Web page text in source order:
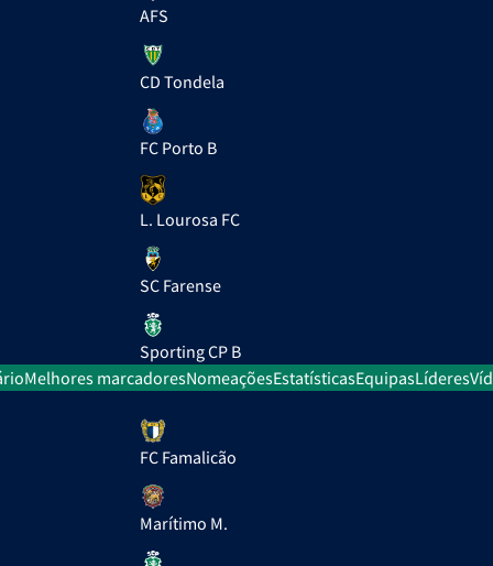
AFS
CD Tondela
FC Porto B
L. Lourosa FC
SC Farense
Sporting CP B
Melhores marcadoresNomeaçõesEstatísticasEquipasLíderes
FC Famalicão
Marítimo M.